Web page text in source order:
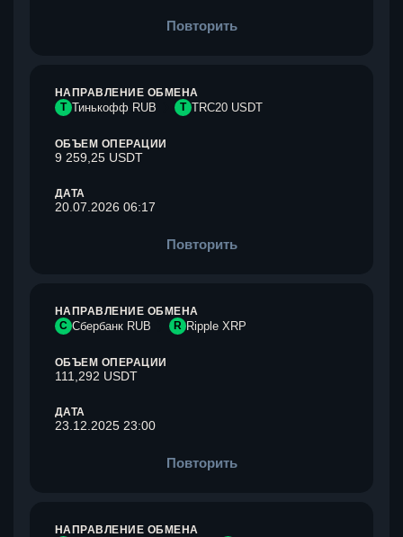
Повторить
НАПРАВЛЕНИЕ ОБМЕНА
Т Тинькофф RUB T TRC20 USDT
ОБЪЕМ ОПЕРАЦИИ
9 259,25 USDT
ДАТА
20.07.2026 06:17
Повторить
НАПРАВЛЕНИЕ ОБМЕНА
С Сбербанк RUB R Ripple XRP
ОБЪЕМ ОПЕРАЦИИ
111,292 USDT
ДАТА
23.12.2025 23:00
Повторить
НАПРАВЛЕНИЕ ОБМЕНА